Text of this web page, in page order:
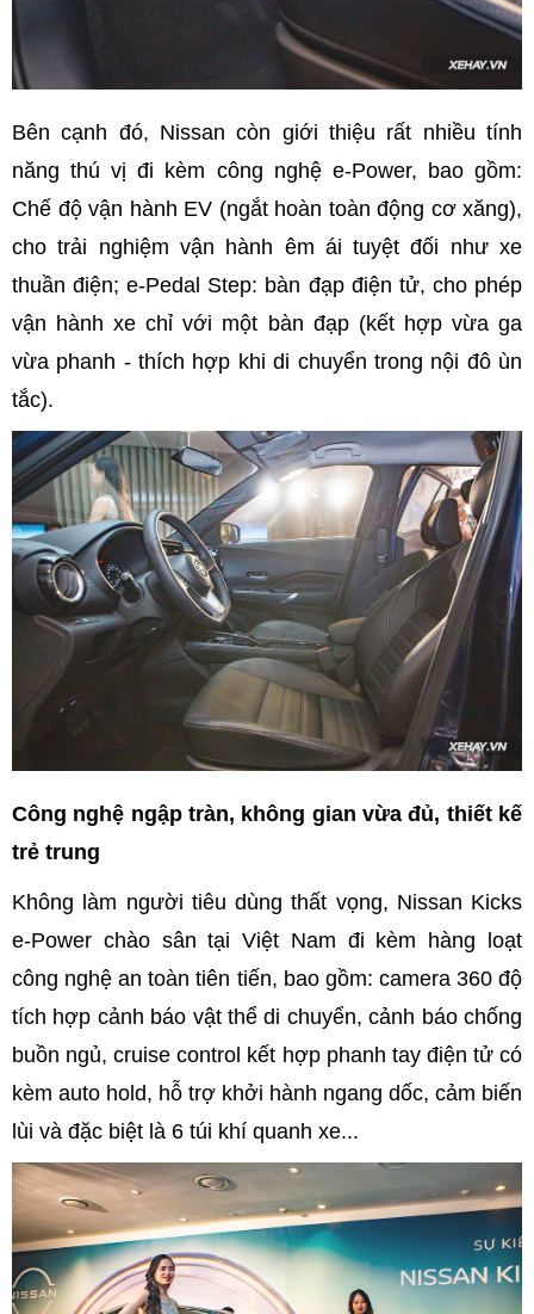
Bên cạnh đó, Nissan còn giới thiệu rất nhiều tính
năng thú vị đi kèm công nghệ e-Power, bao gồm:
Chế độ vận hành EV (ngắt hoàn toàn động cơ xăng),
cho trải nghiệm vận hành êm ái tuyệt đối như xe
thuần điện; e-Pedal Step: bàn đạp điện tử, cho phép
vận hành xe chỉ với một bàn đạp (kết hợp vừa ga
vừa phanh - thích hợp khi di chuyển trong nội đô ùn
tắc).
Công nghệ ngập tràn, không gian vừa đủ, thiết kế
trẻ trung
Không làm người tiêu dùng thất vọng, Nissan Kicks
e-Power chào sân tại Việt Nam đi kèm hàng loạt
công nghệ an toàn tiên tiến, bao gồm: camera 360 độ
tích hợp cảnh báo vật thể di chuyển, cảnh báo chống
buồn ngủ, cruise control kết hợp phanh tay điện tử có
kèm auto hold, hỗ trợ khởi hành ngang dốc, cảm biến
lùi và đặc biệt là 6 túi khí quanh xe...